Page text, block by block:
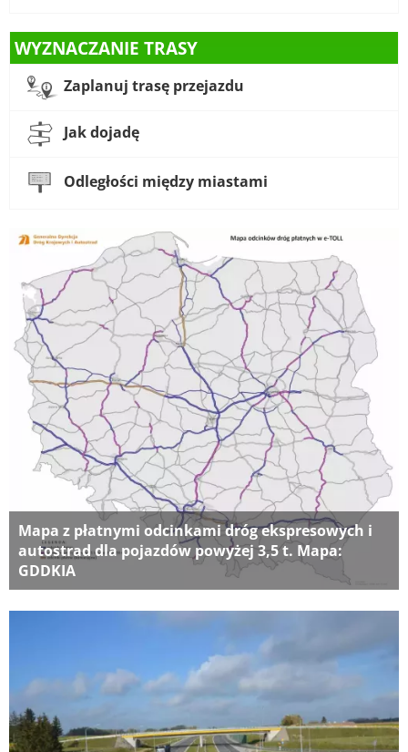
WYZNACZANIE TRASY
Zaplanuj trasę przejazdu
Jak dojadę
Odległości między miastami
Mapa z płatnymi odcinkami dróg ekspresowych i
autostrad dla pojazdów powyżej 3,5 t. Mapa:
GDDKIA